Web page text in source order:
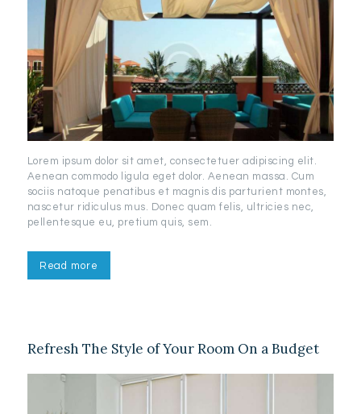
Lorem ipsum dolor sit amet, consectetuer adipiscing elit.
Aenean commodo ligula eget dolor. Aenean massa. Cum
sociis natoque penatibus et magnis dis parturient montes,
nascetur ridiculus mus. Donec quam felis, ultricies nec,
pellentesque eu, pretium quis, sem.
Read more
Refresh The Style of Your Room On a Budget